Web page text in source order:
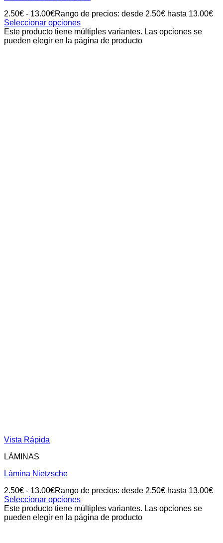
2.50€ - 13.00€Rango de precios: desde 2.50€ hasta 13.00€
Seleccionar opciones
Este producto tiene múltiples variantes. Las opciones se
pueden elegir en la página de producto
Vista Rápida
LÁMINAS
Lámina Nietzsche
2.50€ - 13.00€Rango de precios: desde 2.50€ hasta 13.00€
Seleccionar opciones
Este producto tiene múltiples variantes. Las opciones se
pueden elegir en la página de producto